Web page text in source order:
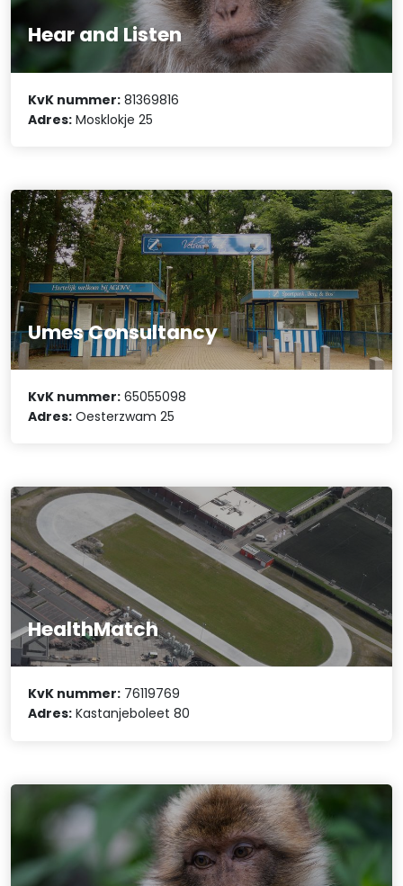
Hear and Listen
KvK nummer: 81369816
Adres: Mosklokje 25
Umes Consultancy
KvK nummer: 65055098
Adres: Oesterzwam 25
HealthMatch
KvK nummer: 76119769
Adres: Kastanjeboleet 80